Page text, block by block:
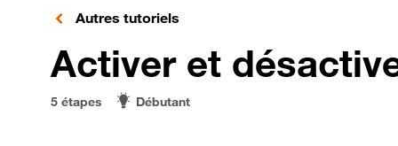
Autres tutoriels
Activer et
5 étapes Débutant